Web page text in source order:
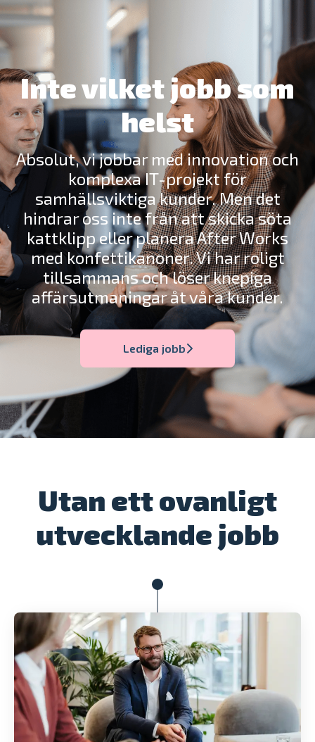
Inte vilket jobb som
helst
Absolut, vi jobbar med innovation och
komplexa IT-projekt för
samhällsviktiga kunder. Men det
hindrar oss inte från att skicka söta
kattklipp eller planera After Works
med konfettikanoner. Vi har roligt
tillsammans och löser knepiga
affärsutmaningar åt våra kunder.
Lediga jobb
Utan ett ovanligt
utvecklande jobb